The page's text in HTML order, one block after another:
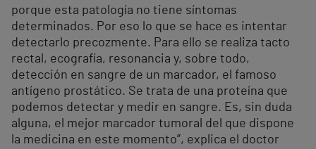
porque esta patología no tiene síntomas
determinados. Por eso lo que se hace es intentar
detectarlo precozmente. Para ello se realiza tacto
rectal, ecografía, resonancia y, sobre todo,
detección en sangre de un marcador, el famoso
antígeno prostático. Se trata de una proteína que
podemos detectar y medir en sangre. Es, sin duda
alguna, el mejor marcador tumoral del que dispone
la medicina en este momento”, explica el doctor